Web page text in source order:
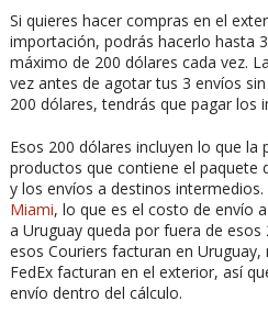
Si quieres hacer compras en el
importación, podrás hacerlo hasta
máximo de 200 dólares cada vez.
vez antes de agotar tus 3 envíos
200 dólares, tendrás que pagar los
Esos 200 dólares incluyen lo que la
productos que contiene el paquete
y los envíos a destinos intermedios.
Miami, lo que es el costo de envío
a Uruguay queda por fuera de
esos Couriers facturan en Uruguay,
FedEx facturan en el exterior, así
envío dentro del cálculo.